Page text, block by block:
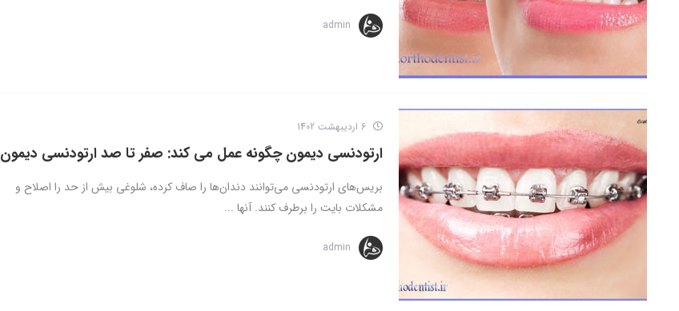
admin
ارتودنسی دیمون چگونه عمل می کند: صفر تا صد ارتودنسی دیمون
بریس‌های ارتودنسی می‌توانند دندان‌ها را صاف کرده، شلوغی بیش از حد را اصلاح و
مشکلات بایت را برطرف کنند. آنها ...
admin